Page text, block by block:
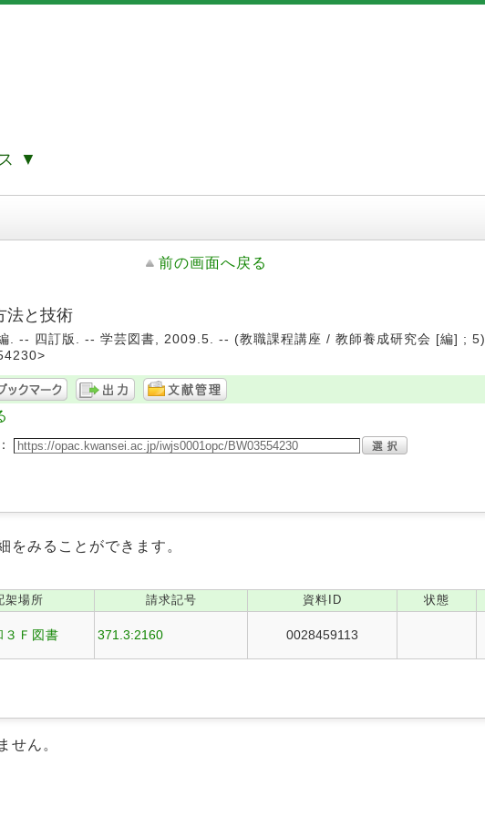
▼
前の画面へ戻る
法と技術
. -- 四訂版. -- 学芸図書, 2009.5. -- (教職課程講座 / 教師養成研究会 [編] ; 5).
をみることができます。
架場所 請求記号 資料ID 状態
３Ｆ図書 371.3:2160 0028459113
せん。